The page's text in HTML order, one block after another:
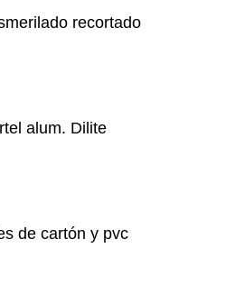
recortado
alum. Dilite
de cartón y pvc